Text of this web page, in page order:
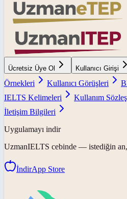
Ücretsiz Üye Ol Kullanıcı Girişi
Örnekleri
Kullanıcı Görüşleri
IELTS Kelimeleri
Kullanım
İletişim Bilgileri
Uygulamayı indir
UzmanIELTS cebinde — istediğin
İndirApp Store